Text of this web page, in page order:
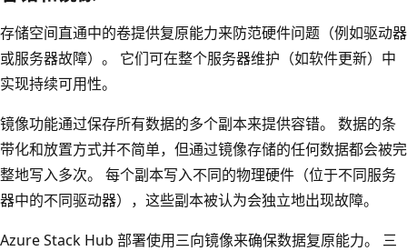
存储空间直通中的卷提供复原能力来防范硬件问题（例如驱动器
或服务器故障）。 它们可在整个服务器维护（如软件更新）中
实现持续可用性。
镜像功能通过保存所有数据的多个副本来提供容错。 数据的条
带化和放置方式并不简单，但通过镜像存储的任何数据都会被完
整地写入多次。 每个副本写入不同的物理硬件（位于不同服务
器中的不同驱动器），这些副本被认为会独立地出现故障。
Azure Stack Hub 部署使用三向镜像来确保数据复原能力。 三